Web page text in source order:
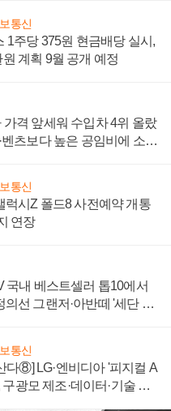
통신
1주당 375원 현금배당 실시,
계획 9월 공개 예정
가격 앞세워 수입차 4위 올랐
벤츠보다 높은 공임비에 소비
통신
럭시Z 폴드8 사전예약 개통
연장
국내 베스트셀러 톱10에서
의선 그랜저·아반떼 '세단 쌍
통신
다⑧] LG·엔비디아 '피지컬 A
구광모 제조·데이터·기술 결